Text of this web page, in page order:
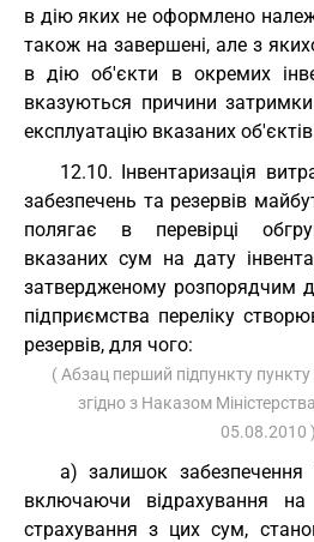
в дію яких не оформлено
також на завершені, але з
в дію об'єкти в окремих
вказуються причини
експлуатацію вказаних
12.10. Інвентаризація
забезпечень та резервів
полягає в перевірці
вказаних сум на дату
затвердженому розпорядчим
підприємства переліку
резервів, для чого:
( Абзац перший підпункту
згідно з Наказом
05.08.2010 )
а) залишок забезпечення
включаючи відрахування на
страхування з цих сум,